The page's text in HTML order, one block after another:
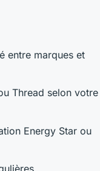
entre marques et
Thread selon votre
Energy Star ou